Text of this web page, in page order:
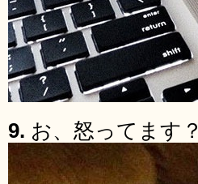
9. お、怒ってます？